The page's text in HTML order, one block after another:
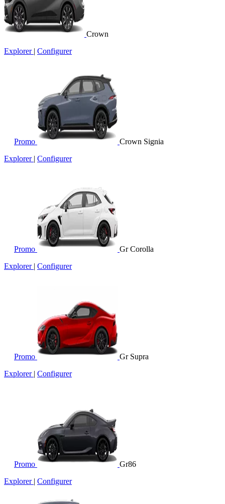
Crown
Explorer | Configurer
Promo
Crown Signia
Explorer | Configurer
Promo
Gr Corolla
Explorer | Configurer
Promo
Gr Supra
Explorer | Configurer
Promo
Gr86
Explorer | Configurer